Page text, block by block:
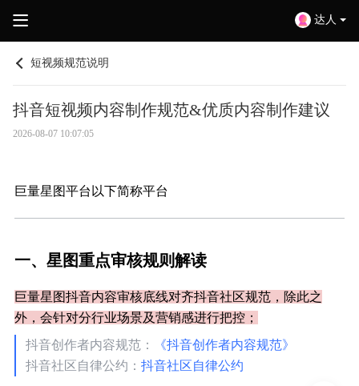
达人
短视频规范说明
抖音短视频内容制作规范&优质内容制作建议
2026-08-07 10:07:05
巨量星图平台以下简称平台
一、星图重点审核规则解读
巨量星图抖音内容审核底线对齐抖音社区规范，除此之
外，会针对分行业场景及营销感进行把控；
抖音创作者内容规范：
《抖音创作者内容规范》
抖音社区自律公约： 抖音社区自律公约